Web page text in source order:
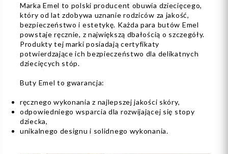
Marka Emel to polski producent obuwia dziecięcego,
który od lat zdobywa uznanie rodziców za jakość,
bezpieczeństwo i estetykę. Każda para butów Emel
powstaje ręcznie, z największą dbałością o szczegóły.
Produkty tej marki posiadają certyfikaty
potwierdzające ich bezpieczeństwo dla delikatnych
dziecięcych stóp.
Buty Emel to gwarancja:
ręcznego wykonania z najlepszej jakości skóry,
odpowiedniego wsparcia dla rozwijającej się stopy
dziecka,
unikalnego designu i solidnego wykonania.